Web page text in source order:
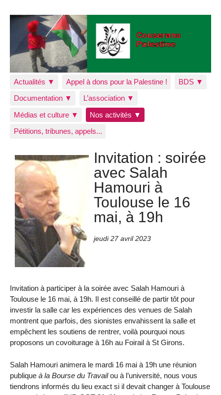
Actualités ▼ Appel à dons pour la Palestine !
BDS ▼
Documentation ▼
L’association ▼
Médias et culture ▼
Nos activités ▼
Pétitions, tribunes, appels...
Invitation : soirée
avec Salah
Hamouri à
Toulouse le 16
mai, à 19h
jeudi 27 avril 2023
Invitation à participer à la soirée avec Salah Hamouri à
Toulouse le 16 mai, à 19h. Il est conseillé de partir tôt pour
investir la salle car les expériences des venues de Salah
montrent que parfois, des sionistes envahissent la salle et
empêchent les soutiens de rentrer, voilà pourquoi nous
proposons un covoiturage à 16h au Foirail à St Girons.
Salah Hamouri animera le mardi 16 mai à 19h une réunion
publique à la Bourse du Travailou à l’université, nous vous
tiendrons informés du lieu exact si il devait changer à Toulouse